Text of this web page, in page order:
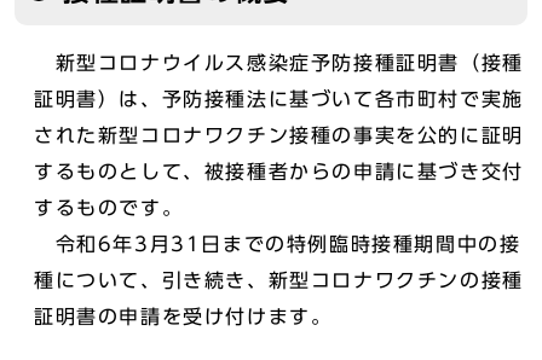
新型コロナウイルス感染症予防接種証明書（接種
証明書）は、予防接種法に基づいて各市町村で実施
された新型コロナワクチン接種の事実を公的に証明
するものとして、被接種者からの申請に基づき交付
するものです。
令和6年3月31日までの特例臨時接種期間中の接
種について、引き続き、新型コロナワクチンの接種
証明書の申請を受け付けます。